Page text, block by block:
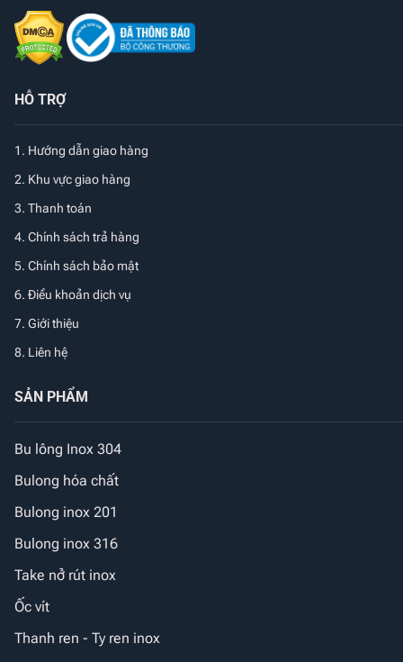
HỖ TRỢ
1. Hướng dẫn giao hàng
2. Khu vực giao hàng
3. Thanh toán
4. Chính sách trả hàng
5. Chính sách bảo mật
6. Điều khoản dịch vụ
7. Giới thiệu
8. Liên hệ
SẢN PHẨM
Bu lông Inox 304
Bulong hóa chất
Bulong inox 201
Bulong inox 316
Take nở rút inox
Ốc vít
Thanh ren - Ty ren inox